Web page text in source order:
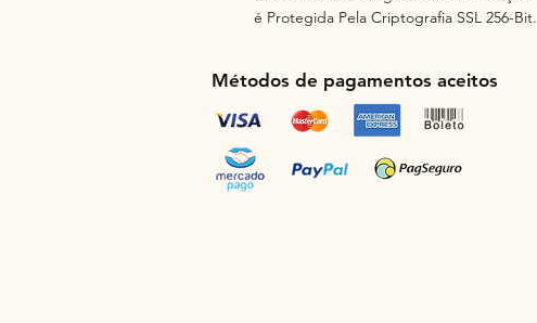
é Protegida Pela Criptografia SSL 256-Bit.
Métodos de pagamentos aceitos